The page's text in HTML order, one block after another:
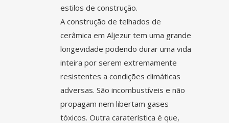
estilos de construção.
A construção de telhados de
cerâmica em Aljezur tem uma grande
longevidade podendo durar uma vida
inteira por serem extremamente
resistentes a condições climáticas
adversas. São incombustíveis e não
propagam nem libertam gases
tóxicos. Outra caraterística é que,